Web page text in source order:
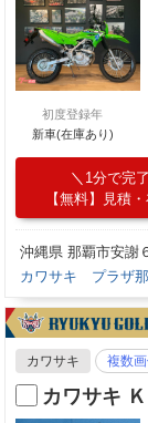
初度登録年
新車(在庫あり)
1分で完
【無料】見積
沖縄県 那覇市安謝
カワサキ プラザ
カワサキ 複数
カワサキ